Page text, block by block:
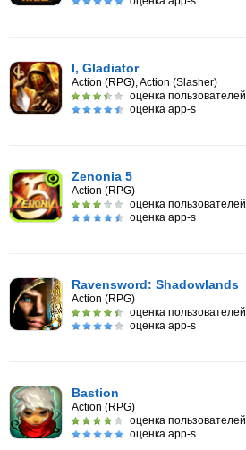
I, Gladiator
Action (RPG), Action (Slasher)
оценка пользователей
оценка app-s
Zenonia 5
Action (RPG)
оценка пользователей
оценка app-s
Ravensword: Shadowlands
Action (RPG)
оценка пользователей
оценка app-s
Bastion
Action (RPG)
оценка пользователей
оценка app-s